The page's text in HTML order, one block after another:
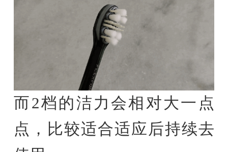
而2档的洁力会相对大一点
点，比较适合适应后持续去